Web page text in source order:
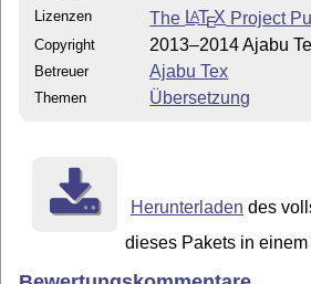
Lizenzen The LATEX Project
Copyright 2013–2014 Ajabu
Betreuer Ajabu Tex
Themen Übersetzung
Herunterladen des
dieses Pakets in